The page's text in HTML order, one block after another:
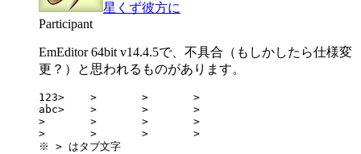
星くず彼方に
Participant
EmEditor 64bit v14.4.5で、不具合（もしかしたら仕様変
更？）と思われるものがあります。
123>	>	>	>
abc>	>	>	>
>	>	>	>
>	>	>	>
※ > はタブ文字